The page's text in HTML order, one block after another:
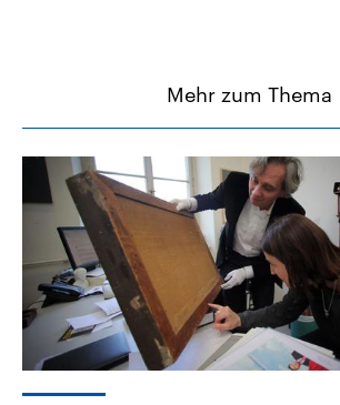
Mehr zum Thema